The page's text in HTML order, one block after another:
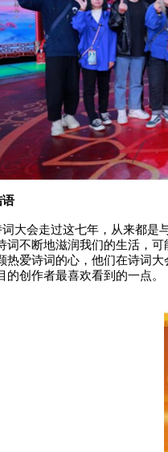
语
大会走过这七年，从来都是
词不断地滋润我们的生活，
热爱诗词的心，他们在诗词
的创作者最喜欢看到的一点。